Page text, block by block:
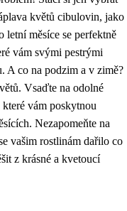
květů cibulovin, jako
letní měsíce se perfektně
vám svými pestrými
A co na podzim a v zimě?
Vsaďte na odolné
vám poskytnou
Nezapomeňte na
vašim rostlinám dařilo co
z krásné a kvetoucí